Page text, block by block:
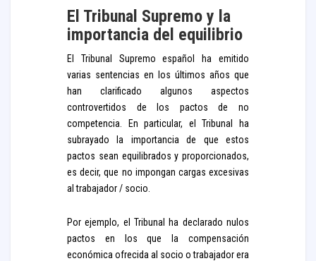
El Tribunal Supremo y la
importancia del equilibrio
El Tribunal Supremo español ha emitido
varias sentencias en los últimos años que
han clarificado algunos aspectos
controvertidos de los pactos de no
competencia. En particular, el Tribunal ha
subrayado la importancia de que estos
pactos sean equilibrados y proporcionados,
es decir, que no impongan cargas excesivas
al trabajador / socio.
Por ejemplo, el Tribunal ha declarado nulos
pactos en los que la compensación
económica ofrecida al socio o trabajador era